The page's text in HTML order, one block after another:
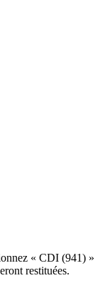
« CDI (941) »
restituées.